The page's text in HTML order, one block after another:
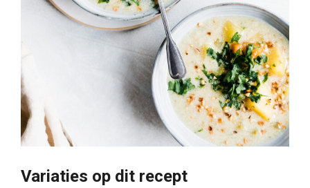
Variaties op dit recept